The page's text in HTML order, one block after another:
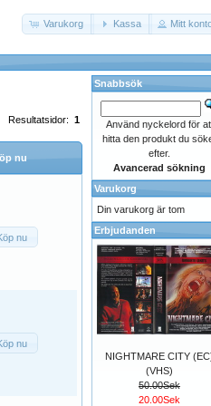
Varukorg Kassa Mitt
Resultatsidor: 1
nu
nu
nu
Snabbsök
Använd nyckelord för
hitta den produkt du
efter.
Avancerad sökning
Varukorg
Din varukorg är tom
Erbjudanden
NIGHTMARE CITY
(VHS)
50.00Sek
20.00Sek